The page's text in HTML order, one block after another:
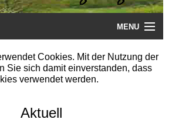
MENU
Cookies. Mit der Nutzung der
Sie sich damit einverstanden, dass
verwendet werden.
Aktuell